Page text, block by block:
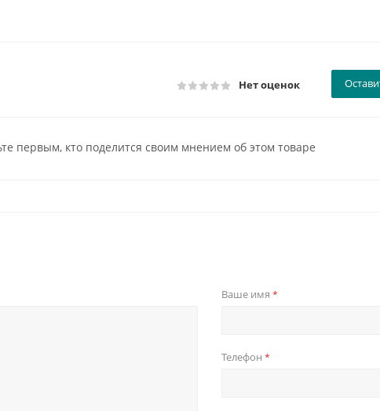
Нет оценок
первым, кто поделится своим мнением об этом товаре
Ваше имя *
Телефон *